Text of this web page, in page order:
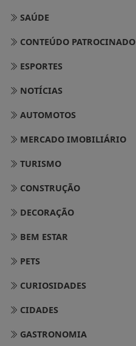
SAÚDE
CONTEÚDO PATROCINADO
ESPORTES
NOTÍCIAS
AUTOMOTOS
MERCADO IMOBILIÁRIO
TURISMO
CONSTRUÇÃO
DECORAÇÃO
BEM ESTAR
PETS
CURIOSIDADES
CIDADES
GASTRONOMIA